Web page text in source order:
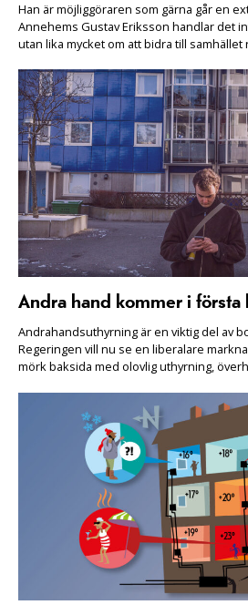
Han är möjliggöraren som gärna går en
Annehems Gustav Eriksson handlar det
utan lika mycket om att bidra till samhället
Andra hand kommer i första
Andrahandsuthyrning är en viktig del av
Regeringen vill nu se en liberalare
mörk baksida med olovlig uthyrning,